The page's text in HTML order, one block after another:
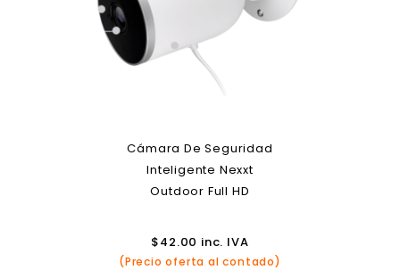
Cámara De Seguridad
Inteligente Nexxt
Outdoor Full HD
$42.00 inc. IVA
(Precio oferta al contado)